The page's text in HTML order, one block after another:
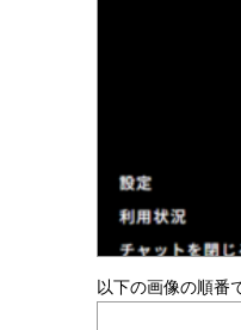
以下の画像の順番